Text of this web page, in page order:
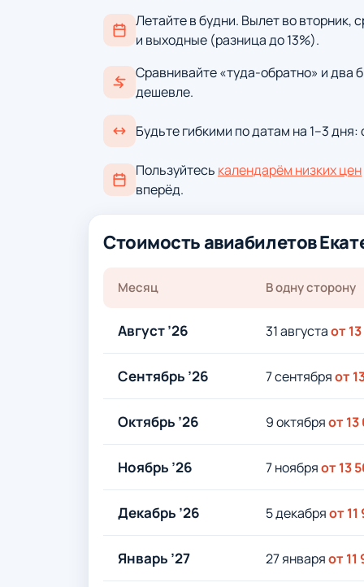
Летайте в будни. Вылет во вторник,
и выходные (разница до 13%).
Сравнивайте «туда-обратно» и два
дешевле.
Будьте гибкими по датам на 1–3
Пользуйтесь календарём низких цен
вперёд.
Стоимость авиабилетов
Месяц В одну сторону
Август ’26 31 августаот
Сентябрь ’26 7 сентябряот
Октябрь ’26 9 октябряот
Ноябрь ’26 7 ноябряот 13
Декабрь ’26 5 декабряот
Январь ’27 27 январяот